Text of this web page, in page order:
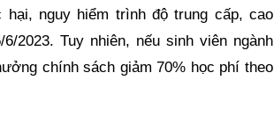
hại, nguy hiểm trình độ trung cấp, cao
2023. Tuy nhiên, nếu sinh viên ngành
chính sách giảm 70% học phí theo